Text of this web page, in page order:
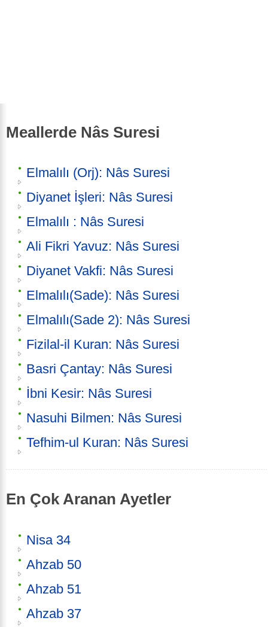
Meallerde Nâs Suresi
Elmalılı (Orj): Nâs Suresi
Diyanet İşleri: Nâs Suresi
Elmalılı : Nâs Suresi
Ali Fikri Yavuz: Nâs Suresi
Diyanet Vakfi: Nâs Suresi
Elmalılı(Sade): Nâs Suresi
Elmalılı(Sade 2): Nâs Suresi
Fizilal-il Kuran: Nâs Suresi
Basri Çantay: Nâs Suresi
İbni Kesir: Nâs Suresi
Nasuhi Bilmen: Nâs Suresi
Tefhim-ul Kuran: Nâs Suresi
En Çok Aranan Ayetler
Nisa 34
Ahzab 50
Ahzab 51
Ahzab 37